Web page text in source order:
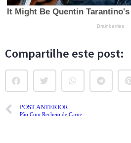
Compartilhe este post:
POST ANTERIOR
Pão Com Recheio de Carne